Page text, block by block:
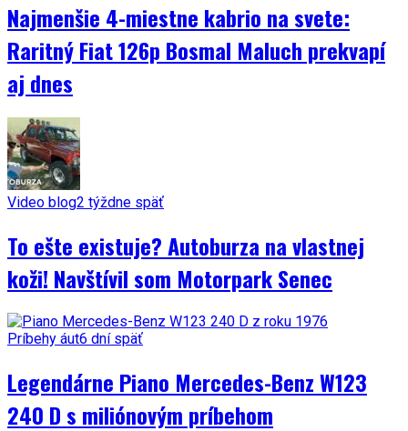
Najmenšie 4-miestne kabrio na svete:
Raritný Fiat 126p Bosmal Maluch prekvapí
aj dnes
Video blog2 týždne späť
To ešte existuje? Autoburza na vlastnej
koži! Navštívil som Motorpark Senec
Príbehy áut6 dní späť
Legendárne Piano Mercedes-Benz W123
240 D s miliónovým príbehom